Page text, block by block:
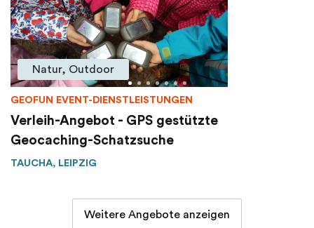
Natur, Outdoor
GEOFUN EVENT-DIENSTLEISTUNGEN
Verleih-Angebot - GPS gestützte
Geocaching-Schatzsuche
TAUCHA, LEIPZIG
Weitere Angebote anzeigen